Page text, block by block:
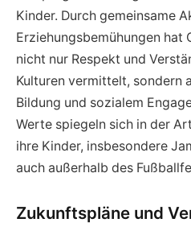
Kinder. Durch gemeinsame
Erziehungsbemühungen hat
nicht nur Respekt und
Kulturen vermittelt, sondern
Bildung und sozialem
Werte spiegeln sich in der
ihre Kinder, insbesondere
auch außerhalb des
Zukunftspläne und